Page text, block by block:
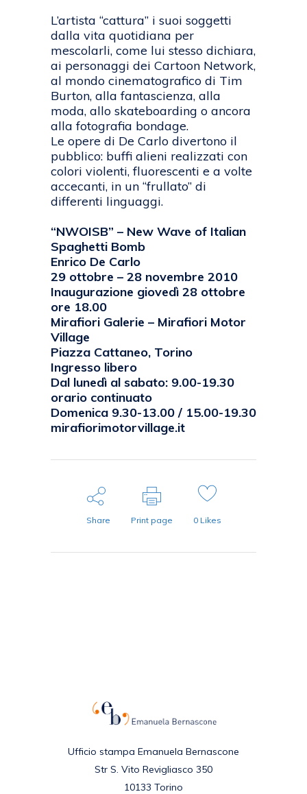
L’artista “cattura” i suoi soggetti
dalla vita quotidiana per
mescolarli, come lui stesso dichiara,
ai personaggi dei Cartoon Network,
al mondo cinematografico di Tim
Burton, alla fantascienza, alla
moda, allo skateboarding o ancora
alla fotografia bondage.
Le opere di De Carlo divertono il
pubblico: buffi alieni realizzati con
colori violenti, fluorescenti e a volte
accecanti, in un “frullato” di
differenti linguaggi.
“NWOISB” – New Wave of Italian
Spaghetti Bomb
Enrico De Carlo
29 ottobre – 28 novembre 2010
Inaugurazione giovedì 28 ottobre
ore 18.00
Mirafiori Galerie – Mirafiori Motor
Village
Piazza Cattaneo, Torino
Ingresso libero
Dal lunedì al sabato: 9.00-19.30
orario continuato
Domenica 9.30-13.00 / 15.00-19.30
mirafiorimotorvillage.it
Share Print page 0Likes
Ufficio stampa Emanuela Bernascone
Str S. Vito Revigliasco 350
10133 Torino